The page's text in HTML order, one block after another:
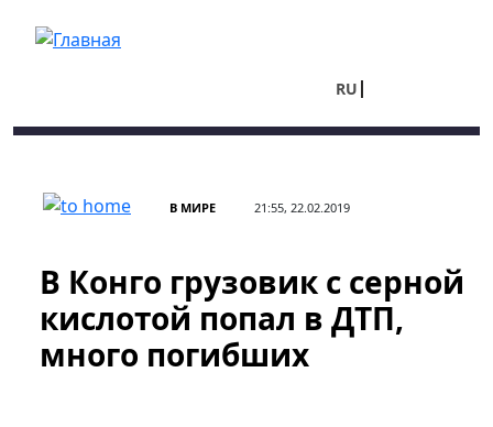
RU
В МИРЕ 21:55, 22.02.2019
В Конго грузовик с серной
кислотой попал в ДТП,
много погибших